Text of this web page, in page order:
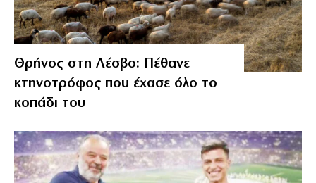
Θρήνος στη Λέσβο: Πέθανε
κτηνοτρόφος που έχασε όλο το
κοπάδι του